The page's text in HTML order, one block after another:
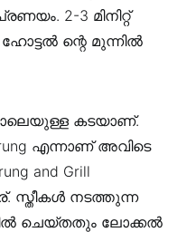
2-3 മിനിറ്റ്
ന്റെ മുന്നില്‍
കടയാണ്.
എന്നാണ് അവിടെ
and Grill
സ്തീകള്‍ നടത്തുന്ന
ചെയ്തതും ലോക്കല്‍